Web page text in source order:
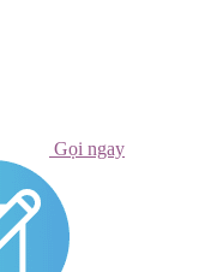
Gọi ngay